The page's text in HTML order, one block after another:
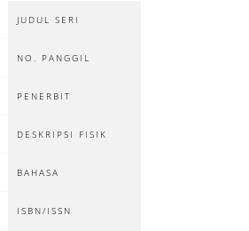
JUDUL SERI
NO. PANGGIL
PENERBIT
DESKRIPSI FISIK
BAHASA
ISBN/ISSN